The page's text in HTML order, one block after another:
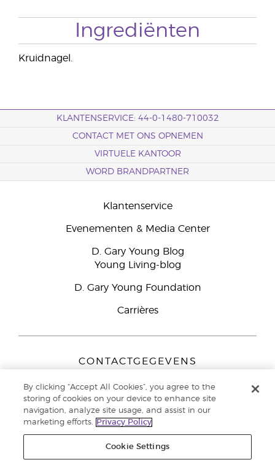
Ingrediënten
Kruidnagel.
KLANTENSERVICE: 44-0-1480-710032
CONTACT MET ONS OPNEMEN
VIRTUELE KANTOOR
WORD BRANDPARTNER
Klantenservice
Evenementen & Media Center
D. Gary Young Blog
Young Living-blog
D. Gary Young Foundation
Carrières
CONTACTGEGEVENS
Peizerweg 97
9727 AJ Groningen
Nederland
Klantenservice:44-0-1480-710032
By clicking “Accept All Cookies”, you agree to the
storing of cookies on your device to enhance site
navigation, analyze site usage, and assist in our
marketing efforts.
Privacy Policy
Cookie Settings